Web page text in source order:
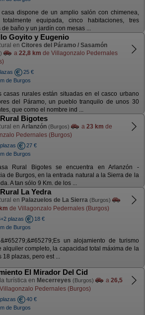
casa dispone de un amplio salón con chimenea,
totalmente equipada, cinco habitaciones, tres
de baño y un jardín con mesas ...
Goyito y Eugenio
en Citores del Páramo / Sasamón
a 22,8 km de Villagonzalo Pedernales
25 €
de Burgos
casas rurales están situadas en el casco urbano
del Páramo, un pueblo tranquilo de unos 30
que como el nombre ind ...
Bigotes
en Arlanzón (Burgos) a 23 km de
Pedernales (Burgos)
27 €
de Burgos
Rural Bigotes se encuentra en Arlanzón -
de Burgos, en la entrada natural a la Sierra de la
A tan sólo 9 Km. de los ...
La Yedra
en Palazuelos de La Sierra (Burgos)
de Villagonzalo Pedernales (Burgos)
plazas
18 €
de Burgos
&#65279;&#65279;Es un alojamiento de turismo
alquiler completo, la capacidad total máxima de la
18 plazas, pero est ...
El Mirador Del Cid
turística en Mecerreyes (Burgos) a 26,5
Pedernales (Burgos)
40 €
de Burgos